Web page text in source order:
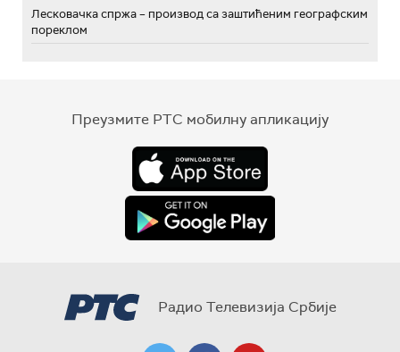
Лесковачка спржа – производ са заштићеним географским
пореклом
Преузмите РТС мобилну апликацију
Радио Телевизија Србије